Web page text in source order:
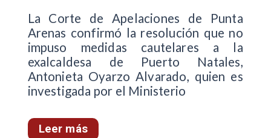
La Corte de Apelaciones de Punta
Arenas confirmó la resolución que no
impuso medidas cautelares a la
exalcaldesa de Puerto Natales,
Antonieta Oyarzo Alvarado, quien es
investigada por el Ministerio
Leer más